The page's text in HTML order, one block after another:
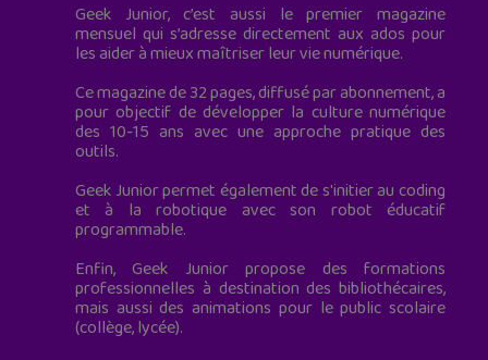
Geek Junior, c’est aussi le premier magazine
mensuel qui s’adresse directement aux ados pour
les aider à mieux maîtriser leur vie numérique.
Ce magazine de 32 pages, diffusé par abonnement, a
pour objectif de développer la culture numérique
des 10-15 ans avec une approche pratique des
outils.
Geek Junior permet également de s'initier au coding
et à la robotique avec son robot éducatif
programmable.
Enfin, Geek Junior propose des formations
professionnelles à destination des bibliothécaires,
mais aussi des animations pour le public scolaire
(collège, lycée).